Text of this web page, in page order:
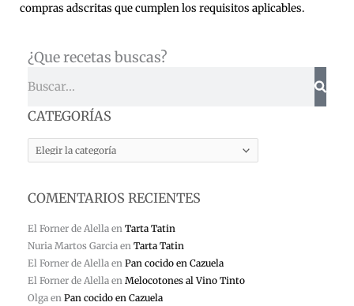
compras adscritas que cumplen los requisitos aplicables.
¿Que recetas buscas?
CATEGORÍAS
CATEGORÍAS
COMENTARIOS RECIENTES
El Forner de Alella en Tarta Tatin
Nuria Martos Garcia en Tarta Tatin
El Forner de Alella en Pan cocido en Cazuela
El Forner de Alella en Melocotones al Vino Tinto
Olga en Pan cocido en Cazuela